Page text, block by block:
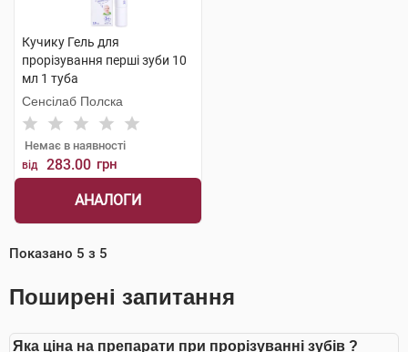
Кучику Гель для
прорізування перші зуби 10
мл 1 туба
Сенсілаб Полска
Немає в наявності
від 283.00 грн
АНАЛОГИ
Показано 5 з 5
Поширені запитання
Яка ціна на препарати при прорізуванні зубів ?